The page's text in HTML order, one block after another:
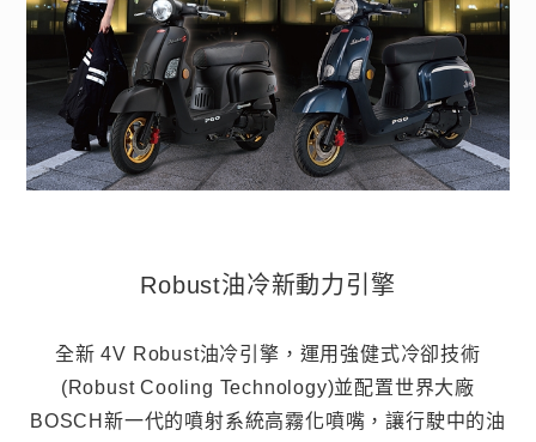
Robust油冷新動力引擎
全新 4V Robust油冷引擎，運用強健式冷卻技術
(Robust Cooling Technology)並配置世界大廠
BOSCH新一代的噴射系統高霧化噴嘴，讓行駛中的油